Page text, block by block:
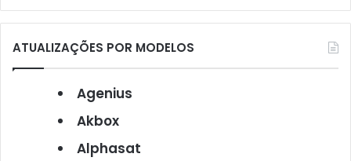
ATUALIZAÇÕES POR MODELOS
Agenius
Akbox
Alphasat